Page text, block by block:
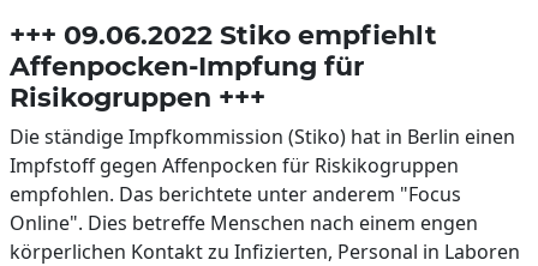
+++ 09.06.2022 Stiko empfiehlt
Affenpocken-Impfung für
Risikogruppen +++
Die ständige Impfkommission (Stiko) hat in Berlin einen
Impfstoff gegen Affenpocken für Riskikogruppen
empfohlen. Das berichtete unter anderem "Focus
Online". Dies betreffe Menschen nach einem engen
körperlichen Kontakt zu Infizierten, Personal in Laboren